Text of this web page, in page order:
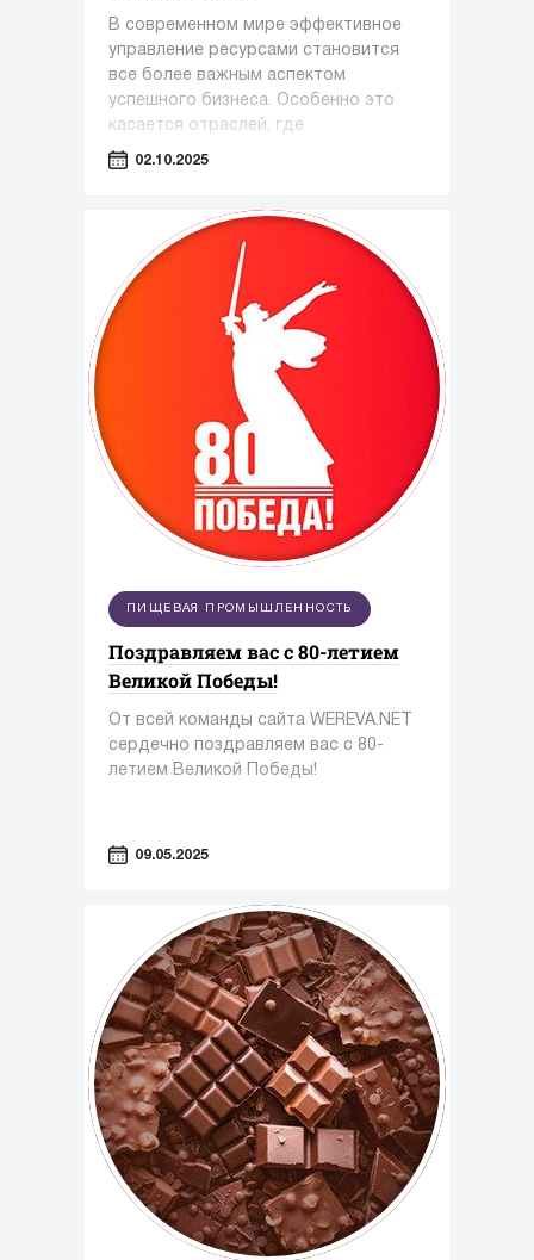
В современном мире эффективное
управление ресурсами становится
все более важным аспектом
успешного бизнеса. Особенно это
касается отраслей, где
оборудование играет ключевую роль
промышленность.
02.10.2025
ПИЩЕВАЯ ПРОМЫШЛЕННОСТЬ
Поздравляем вас с 80-летием
Великой Победы!
От всей команды сайта WEREVA.NET
сердечно поздравляем вас с 80-
летием Великой Победы!
09.05.2025